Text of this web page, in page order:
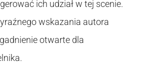
ich udział w tej scenie.
wskazania autora
otwarte dla